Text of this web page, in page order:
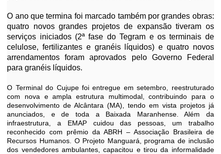
O ano que termina foi marcado também por grandes obras:
quatro novos grandes projetos de expansão tiveram os
serviços iniciados (2ª fase do Tegram e os terminais de
celulose, fertilizantes e granéis líquidos) e quatro novos
arrendamentos foram aprovados pelo Governo Federal
para granéis líquidos.
O Terminal do Cujupe foi entregue em setembro, reestruturado
com nova e ampla estrutura multimodal, contribuindo para o
desenvolvimento de Alcântara (MA), tendo em vista projetos já
anunciados, e de toda a Baixada Maranhense. Além da
infraestrutura, a EMAP cuidou das pessoas, um trabalho
reconhecido com prêmio da ABRH – Associação Brasileira de
Recursos Humanos. O Projeto Manguará, programa de inclusão
dos vendedores ambulantes, capacitou e tirou da informalidade